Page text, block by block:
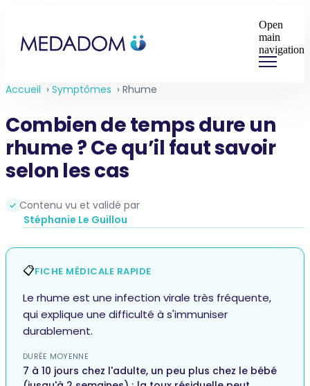
Open
main
navigation
Accueil › Symptômes › Rhume
Combien de temps dure un
rhume ? Ce qu’il faut savoir
selon les cas
Contenu vu et validé par
Stéphanie Le Guillou
📋FICHE MÉDICALE RAPIDE
Le rhume est une infection virale très fréquente,
qui explique une difficulté à s'immuniser
durablement.
DURÉE MOYENNE
7 à 10 jours chez l'adulte, un peu plus chez le bébé